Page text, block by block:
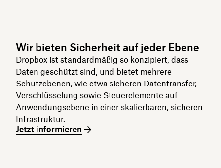
Wir bieten Sicherheit auf jeder Ebene
Dropbox ist standardmäßig so konzipiert, dass
Daten geschützt sind, und bietet mehrere
Schutzebenen, wie etwa sicheren Datentransfer,
Verschlüsselung sowie Steuerelemente auf
Anwendungsebene in einer skalierbaren, sicheren
Infrastruktur.
Jetzt informieren